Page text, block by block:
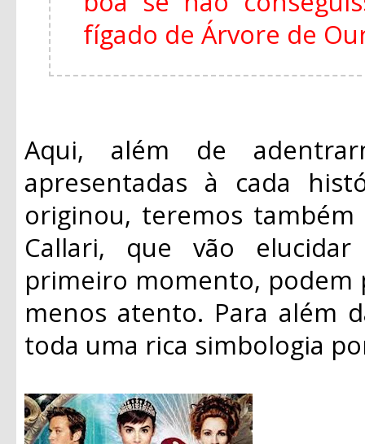
fígado de Árvore de
Aqui, além de
apresentadas à cada
originou, teremos
Callari, que vão
primeiro momento, podem
menos atento. Para além
toda uma rica simbologia